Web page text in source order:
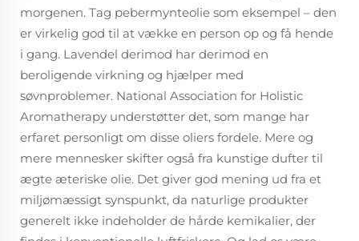
morgenen. Tag pebermynteolie som eksempel – den
er virkelig god til at vække en person op og få hende
i gang. Lavendel derimod har derimod en
beroligende virkning og hjælper med
søvnproblemer. National Association for Holistic
Aromatherapy understøtter det, som mange har
erfaret personligt om disse oliers fordele. Mere og
mere mennesker skifter også fra kunstige dufter til
ægte æteriske olie. Det giver god mening ud fra et
miljømæssigt synspunkt, da naturlige produkter
generelt ikke indeholder de hårde kemikalier, der